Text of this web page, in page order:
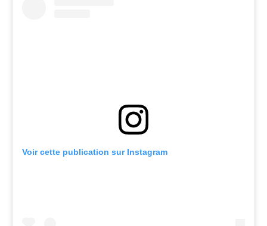
Voir cette publication sur Instagram